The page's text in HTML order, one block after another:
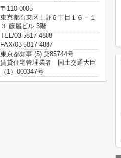
〒110-0005
東京都台東区上野６丁目１６－１
３ 藤屋ビル 3階
TEL/03-5817-4888
FAX/03-5817-4887
東京都知事 (5) 第85744号
賃貸住宅管理業者 国土交通大臣
（1）000347号